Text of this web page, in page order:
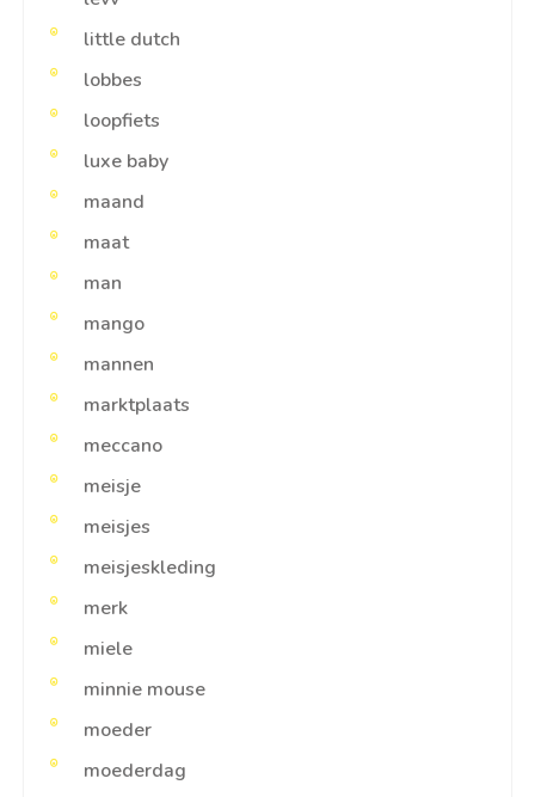
little dutch
lobbes
loopfiets
luxe baby
maand
maat
man
mango
mannen
marktplaats
meccano
meisje
meisjes
meisjeskleding
merk
miele
minnie mouse
moeder
moederdag